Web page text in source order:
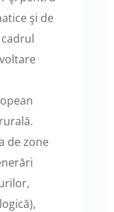
şi de
de zone